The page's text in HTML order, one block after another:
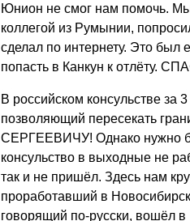
Юнион не смог нам помочь.
коллегой из Румынии,
сделал по интернету. Это
попасть в Канкун к отлёту.
В российском консульстве за
позволяющий пересекать
СЕРГЕЕВИЧУ! Однако нужно
консульство в выходные не
так и не пришёл. Здесь нам
проработавший в
говорящий по-русски, вошёл